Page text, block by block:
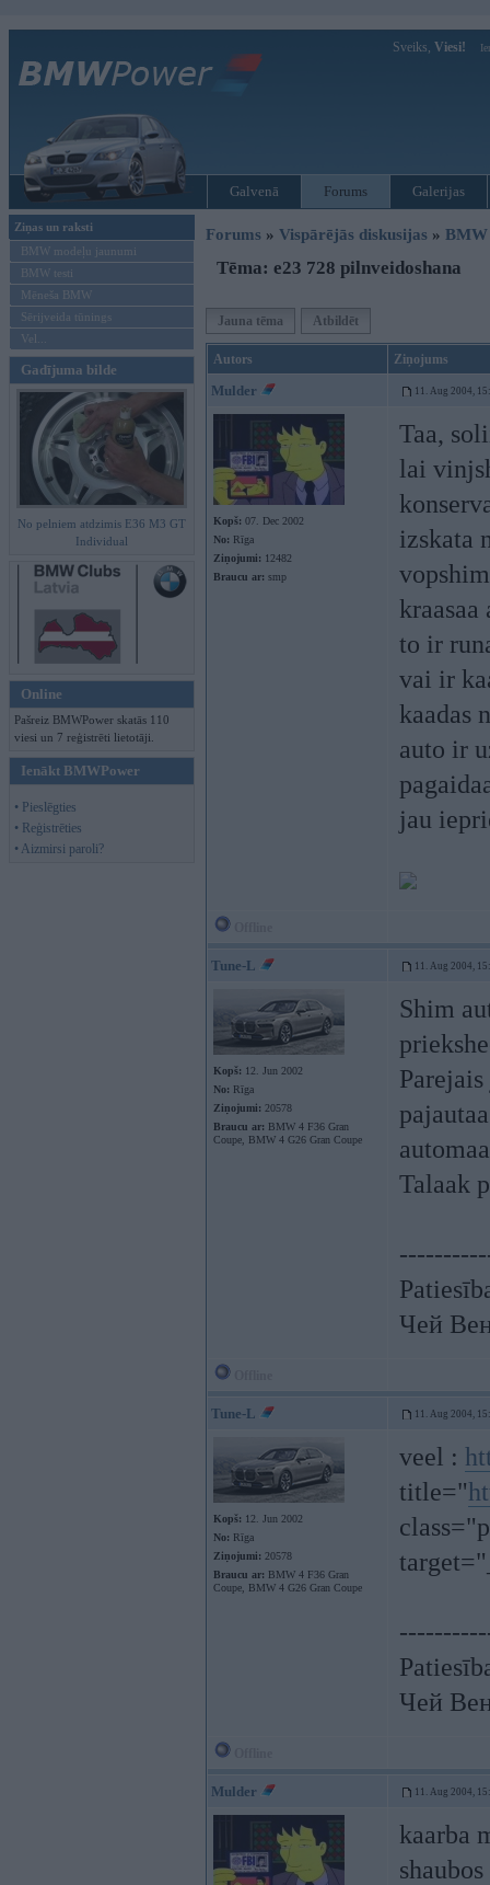
Sveiks, Viesi!
Galvenā Forums Galerijas
Ziņas un raksti
BMW modeļu jaunumi
BMW testi
Mēneša BMW
Sērijveida tūnings
Vel...
Gadījuma bilde
No pelniem atdzimis E36 M3 GT
Individual
Online
Pašreiz BMWPower skatās 110
viesi un 7 reģistrēti lietotāji.
Ienākt BMWPower
• Pieslēgties
• Reģistrēties
• Aizmirsi paroli?
Forums » Vispārējās diskusijas » BMW
Tēma: e23 728 pilnveidoshana
Jauna tēma Atbildēt
Autors Ziņojums
Mulder 11. Aug 2004,
Kopš: 07. Dec 2002
No: Rīga
Ziņojumi: 12482
Braucu ar: smp
Taa,
lai
izskata
kraasaa
to ir
vai ir
kaadas
auto ir
jau
Tune-L 11. Aug 2004,
Kopš: 12. Jun 2002
No: Rīga
Ziņojumi: 20578
Braucu ar: BMW 4 F36 Gran
Coupe, BMW 4 G26 Gran Coupe
Shim
Talaak
Чей
Tune-L 11. Aug 2004,
Kopš: 12. Jun 2002
No: Rīga
Ziņojumi: 20578
Braucu ar: BMW 4 F36 Gran
Coupe, BMW 4 G26 Gran Coupe
veel :
title="
Чей
Mulder 11. Aug 2004,
kaarba